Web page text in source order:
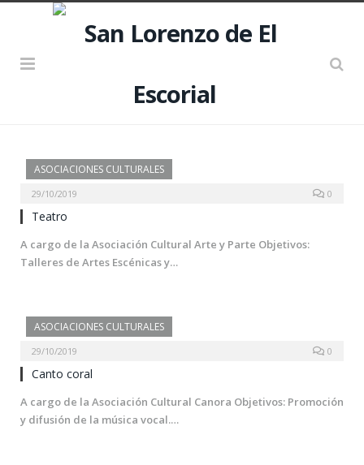
ASOCIACIONES CULTURALES
29/10/2019 0
Teatro
A cargo de la Asociación Cultural Arte y Parte Objetivos:
Talleres de Artes Escénicas y…
ASOCIACIONES CULTURALES
29/10/2019 0
Canto coral
A cargo de la Asociación Cultural Canora Objetivos: Promoción
y difusión de la música vocal.…